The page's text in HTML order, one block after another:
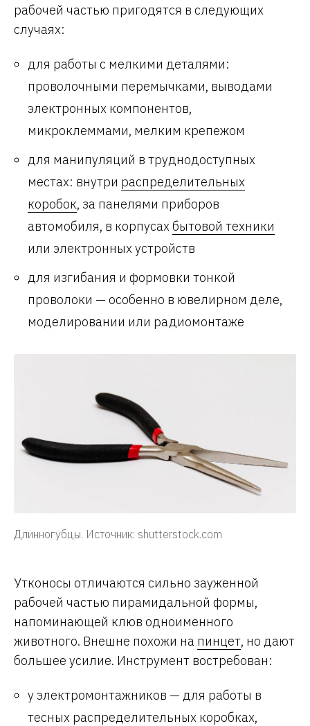
рабочей частью пригодятся в следующих
случаях:
для работы с мелкими деталями:
проволочными перемычками, выводами
электронных компонентов,
микроклеммами, мелким крепежом
для манипуляций в труднодоступных
местах: внутри распределительных
коробок, за панелями приборов
автомобиля, в корпусахбытовой техники
или электронных устройств
для изгибания и формовки тонкой
проволоки — особенно в ювелирном деле,
моделировании или радиомонтаже
Длинногубцы. Источник: shutterstock.com
Утконосы отличаются сильно зауженной
рабочей частью пирамидальной формы,
напоминающей клюв одноименного
животного. Внешне похожи на пинцет, но дают
большее усилие. Инструмент востребован:
у электромонтажников — для работы в
тесных распределительных коробках,